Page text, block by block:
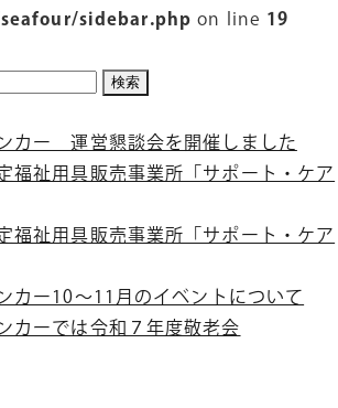
sidebar.php on line 19
カー 運営懇談会を開催しました
福祉用具販売事業所「サポート・ケア
福祉用具販売事業所「サポート・ケア
カー10～11月のイベントについて
カーでは令和７年度敬老会